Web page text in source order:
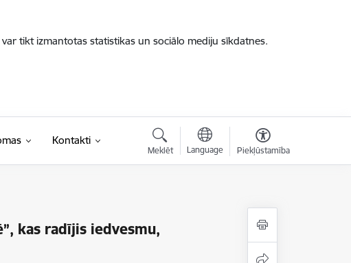
tikt izmantotas statistikas un sociālo mediju sīkdatnes.
Kontakti
Meklēt Language Piekļūstamība
kas radījis iedvesmu,